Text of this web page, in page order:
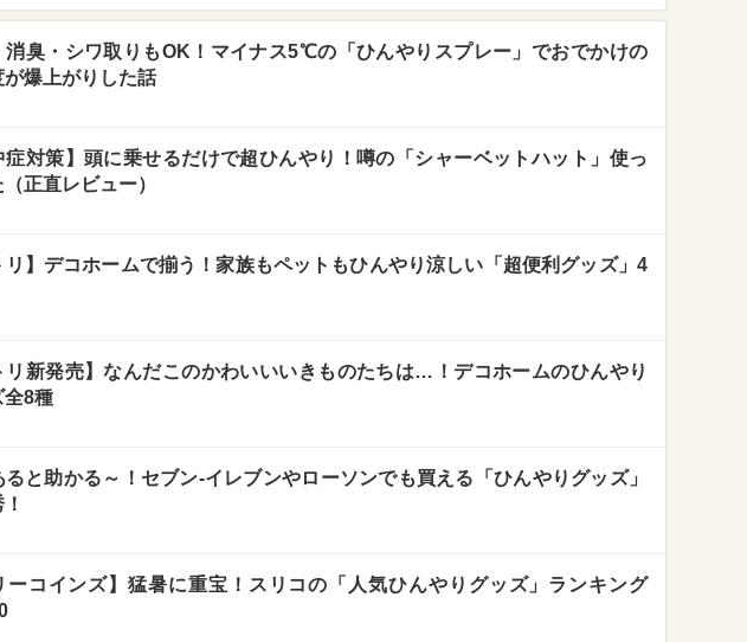
消臭・シワ取りもOK！マイナス5℃の「ひんやりスプレー」でおでかけの
が爆上がりした話
症対策】頭に乗せるだけで超ひんやり！噂の「シャーベットハット」使っ
正直レビュー）
リ】デコホームで揃う！家族もペットもひんやり涼しい「超便利グッズ」4
リ新発売】なんだこのかわいいいきものたちは…！デコホームのひんやり
全8種
ると助かる～！セブン‐イレブンやローソンでも買える「ひんやりグッズ」
ーコインズ】猛暑に重宝！スリコの「人気ひんやりグッズ」ランキング